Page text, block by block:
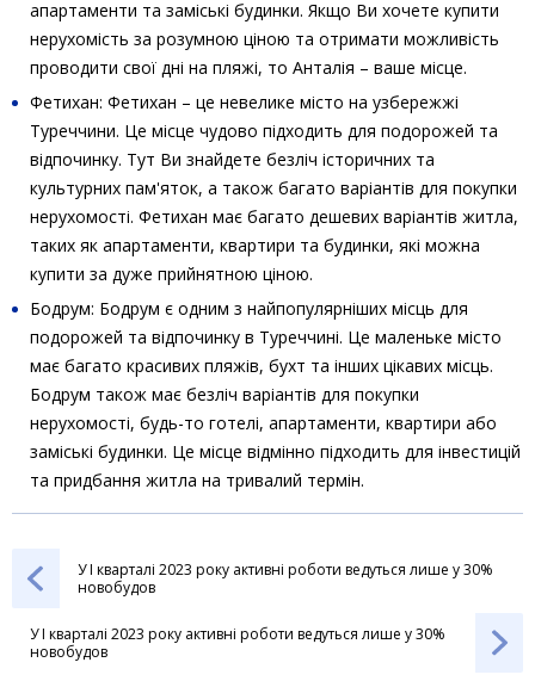
апартаменти та заміські будинки. Якщо Ви хочете купити
нерухомість за розумною ціною та отримати можливість
проводити свої дні на пляжі, то Анталія – ваше місце.
Фетихан: Фетихан – це невелике місто на узбережжі
Туреччини. Це місце чудово підходить для подорожей та
відпочинку. Тут Ви знайдете безліч історичних та
культурних пам'яток, а також багато варіантів для покупки
нерухомості. Фетихан має багато дешевих варіантів житла,
таких як апартаменти, квартири та будинки, які можна
купити за дуже прийнятною ціною.
Бодрум: Бодрум є одним з найпопулярніших місць для
подорожей та відпочинку в Туреччині. Це маленьке місто
має багато красивих пляжів, бухт та інших цікавих місць.
Бодрум також має безліч варіантів для покупки
нерухомості, будь-то готелі, апартаменти, квартири або
заміські будинки. Це місце відмінно підходить для інвестицій
та придбання житла на тривалий термін.
У I кварталі 2023 року активні роботи ведуться лише у 30%
новобудов
У I кварталі 2023 року активні роботи ведуться лише у 30%
новобудов